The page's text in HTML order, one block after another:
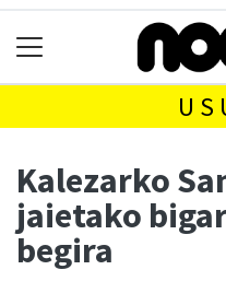
Kalezarko
jaietako
begira